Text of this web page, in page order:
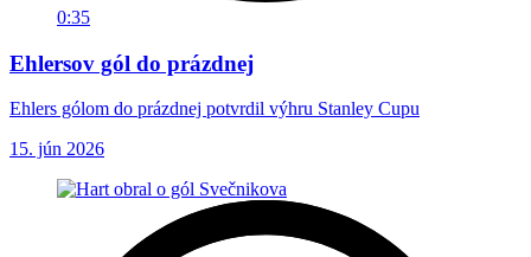
0:35
Ehlersov gól do prázdnej
Ehlers gólom do prázdnej potvrdil výhru Stanley Cupu
15. jún 2026